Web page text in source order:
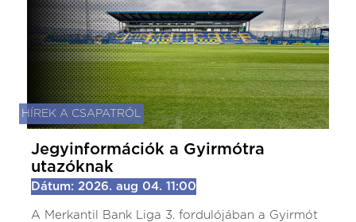
HÍREK A CSAPATRÓL
Jegyinformációk a Gyirmótra
utazóknak
Dátum: 2026. aug 04. 11:00
A Merkantil Bank Liga 3. fordulójában a Gyirmót